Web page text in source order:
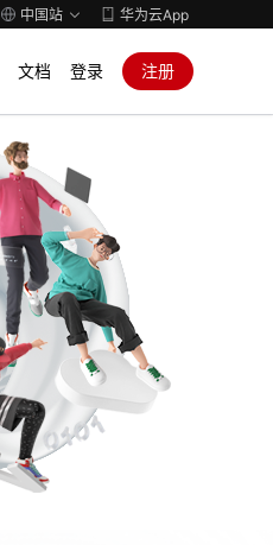
中国站 华为云App
文档 登录 注册